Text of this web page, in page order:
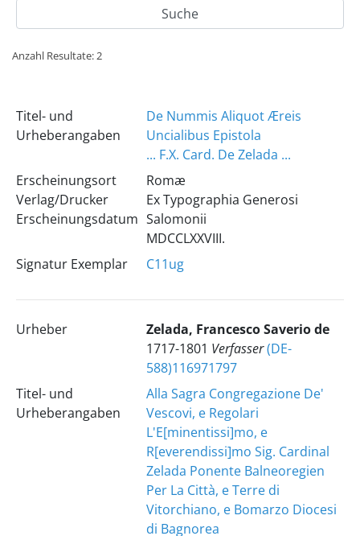
Anzahl Resultate: 2
Titel- und
Urheberangaben
De Nummis Aliquot Æreis
Uncialibus Epistola
... F.X. Card. De Zelada ...
Erscheinungsort
Verlag/Drucker
Erscheinungsdatum
Romæ
Ex Typographia Generosi
Salomonii
MDCCLXXVIII.
Signatur Exemplar
C11ug
Urheber
Zelada, Francesco Saverio de
1717-1801 Verfasser(DE-
588)116971797
Titel- und
Urheberangaben
Alla Sagra Congregazione De'
Vescovi, e Regolari
L'E[minentissi]mo, e
R[everendissi]mo Sig. Cardinal
Zelada Ponente Balneoregien
Per La Città, e Terre di
Vitorchiano, e Bomarzo Diocesi
di Bagnorea